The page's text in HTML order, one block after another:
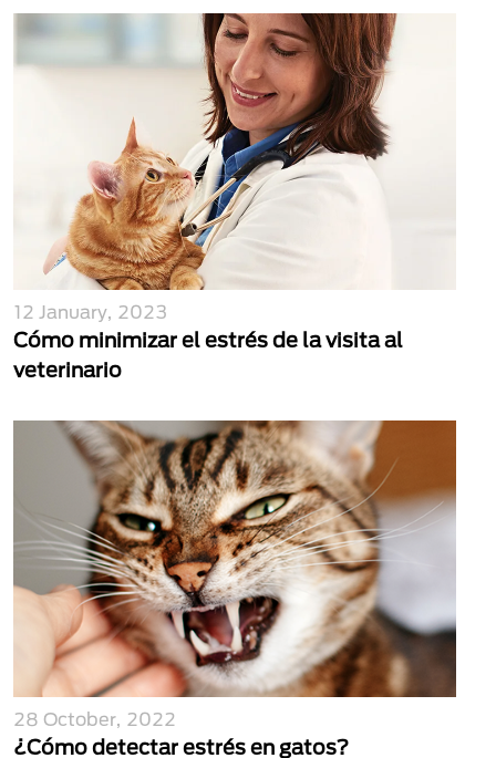
12 January, 2023
Cómo minimizar el estrés de la visita al
veterinario
28 October, 2022
¿Cómo detectar estrés en gatos?